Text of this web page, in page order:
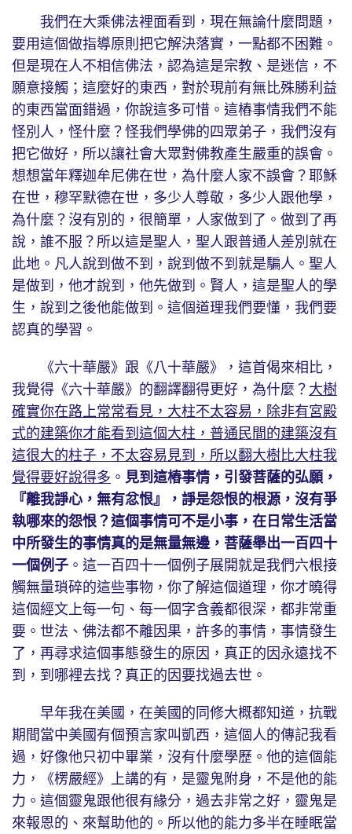
我們在大乘佛法裡面看到，現在無論什麼問題，
要用這個做指導原則把它解決落實，一點都不困難。
但是現在人不相信佛法，認為這是宗教、是迷信，不
願意接觸；這麼好的東西，對於現前有無比殊勝利益
的東西當面錯過，你說這多可惜。這樁事情我們不能
怪別人，怪什麼？怪我們學佛的四眾弟子，我們沒有
把它做好，所以讓社會大眾對佛教產生嚴重的誤會。
想想當年釋迦牟尼佛在世，為什麼人家不誤會？耶穌
在世，穆罕默德在世，多少人尊敬，多少人跟他學，
為什麼？沒有別的，很簡單，人家做到了。做到了再
說，誰不服？所以這是聖人，聖人跟普通人差別就在
此地。凡人說到做不到，說到做不到就是騙人。聖人
是做到，他才說到，他先做到。賢人，這是聖人的學
生，說到之後他能做到。這個道理我們要懂，我們要
認真的學習。
《六十華嚴》跟《八十華嚴》，這首偈來相比，
我覺得《六十華嚴》的翻譯翻得更好，為什麼？ 大樹
確實你在路上常常看見，大柱不太容易，除非有宮殿
式的建築你才能看到這個大柱，普通民間的建築沒有
這很大的柱子，不太容易見到，所以翻大樹比大柱我
覺得要好說得多 。 見到這樁事情，引發菩薩的弘願，
『離我諍心，無有忿恨』，諍是怨恨的根源，沒有爭
執哪來的怨恨？這個事情可不是小事，在日常生活當
中所發生的事情真的是無量無邊，菩薩舉出一百四十
一個例子 。這一百四十一個例子展開就是我們六根接
觸無量瑣碎的這些事物，你了解這個道理，你才曉得
這個經文上每一句、每一個字含義都很深，都非常重
要。世法、佛法都不離因果，許多的事情，事情發生
了，再尋求這個事態發生的原因，真正的因永遠找不
到，到哪裡去找？真正的因要找過去世。
早年我在美國，在美國的同修大概都知道，抗戰
期間當中美國有個預言家叫凱西，這個人的傳記我看
過，好像他只初中畢業，沒有什麼學歷。他的這個能
力，《楞嚴經》上講的有，是靈鬼附身，不是他的能
力。這個靈鬼跟他很有緣分，過去非常之好，靈鬼是
來報恩的、來幫助他的。所以他的能力多半在睡眠當